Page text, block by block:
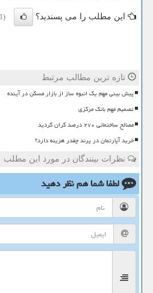
این مطلب را می پسندید؟ (1)
تازه ترین مطالب مرتبط
پیش بینی مهم یک انبوه ساز از بازار مسکن در آینده
تصمیم مهم بانک مرکزی
مصالح ساختمانی ۲۷۰ درصد گران گردید
خرید آپارتمان در پرند چقدر هزینه دارد؟
نظرات بینندگان در مورد این مطلب
لطفا شما همنظر دهید